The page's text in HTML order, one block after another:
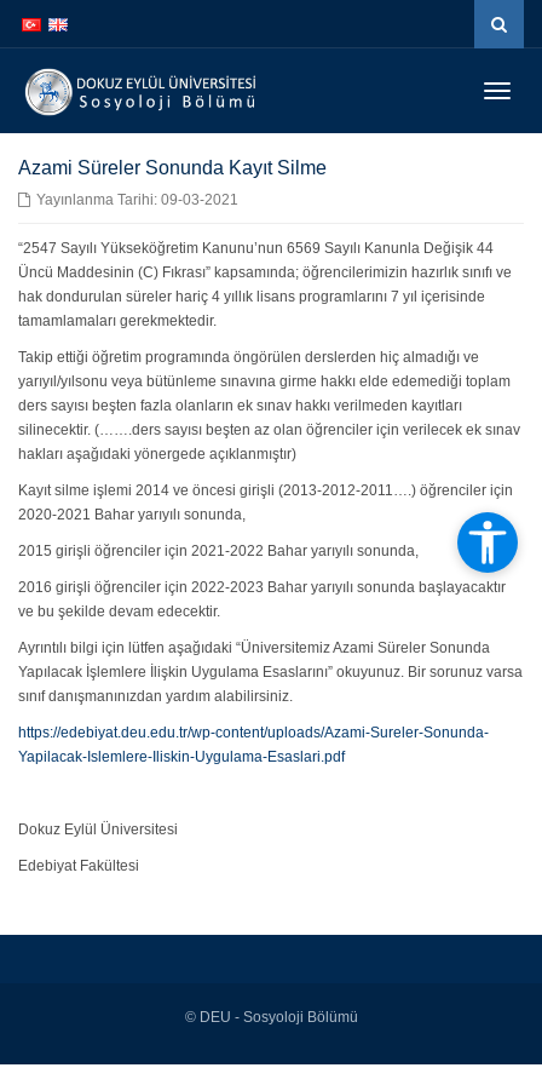
atla
atla
Azami Süreler Sonunda Kayıt Silme
Yayınlanma Tarihi: 09-03-2021
“2547 Sayılı Yükseköğretim Kanunu’nun 6569 Sayılı Kanunla Değişik 44
Üncü Maddesinin (C) Fıkrası” kapsamında; öğrencilerimizin hazırlık sınıfı ve
hak dondurulan süreler hariç 4 yıllık lisans programlarını 7 yıl içerisinde
tamamlamaları gerekmektedir.
Takip ettiği öğretim programında öngörülen derslerden hiç almadığı ve
yarıyıl/yılsonu veya bütünleme sınavına girme hakkı elde edemediği toplam
ders sayısı beşten fazla olanların ek sınav hakkı verilmeden kayıtları
silinecektir. (…….ders sayısı beşten az olan öğrenciler için verilecek ek sınav
hakları aşağıdaki yönergede açıklanmıştır)
Kayıt silme işlemi 2014 ve öncesi girişli (2013-2012-2011….) öğrenciler için
2020-2021 Bahar yarıyılı sonunda,
2015 girişli öğrenciler için 2021-2022 Bahar yarıyılı sonunda,
2016 girişli öğrenciler için 2022-2023 Bahar yarıyılı sonunda başlayacaktır
ve bu şekilde devam edecektir.
Ayrıntılı bilgi için lütfen aşağıdaki “Üniversitemiz Azami Süreler Sonunda
Yapılacak İşlemlere İlişkin Uygulama Esaslarını” okuyunuz. Bir sorunuz varsa
sınıf danışmanınızdan yardım alabilirsiniz.
https://edebiyat.deu.edu.tr/wp-content/uploads/Azami-Sureler-Sonunda-
Yapilacak-Islemlere-Iliskin-Uygulama-Esaslari.pdf
Dokuz Eylül Üniversitesi
Edebiyat Fakültesi
© DEU - Sosyoloji Bölümü